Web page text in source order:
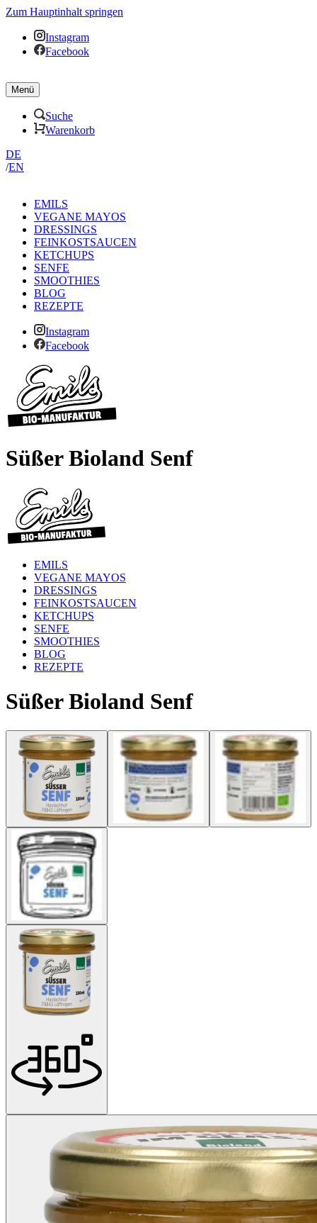
Zum Hauptinhalt springen
Instagram
Facebook
Menü
Suche
Warenkorb
DE
/EN
EMILS
VEGANE MAYOS
DRESSINGS
FEINKOSTSAUCEN
KETCHUPS
SENFE
SMOOTHIES
BLOG
REZEPTE
Instagram
Facebook
Süßer Bioland Senf
EMILS
VEGANE MAYOS
DRESSINGS
FEINKOSTSAUCEN
KETCHUPS
SENFE
SMOOTHIES
BLOG
REZEPTE
Süßer Bioland Senf